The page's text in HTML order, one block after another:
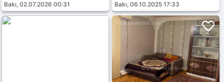
Bakı, 02.07.2026 00:31 Bakı, 06.10.2025 17:33